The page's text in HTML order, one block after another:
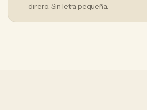
dinero. Sin letra pequeña.